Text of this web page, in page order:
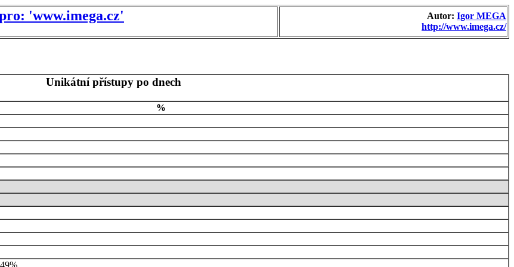
'www.imega.cz' Autor: Igor MEGA
http://www.imega.cz/
Unikátní přístupy po dnech
%